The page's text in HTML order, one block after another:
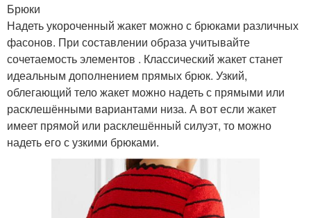
Брюки
Надеть укороченный жакет можно с брюками различных
фасонов. При составлении образа учитывайте
сочетаемость элементов . Классический жакет станет
идеальным дополнением прямых брюк. Узкий,
облегающий тело жакет можно надеть с прямыми или
расклешёнными вариантами низа. А вот если жакет
имеет прямой или расклешённый силуэт, то можно
надеть его с узкими брюками.